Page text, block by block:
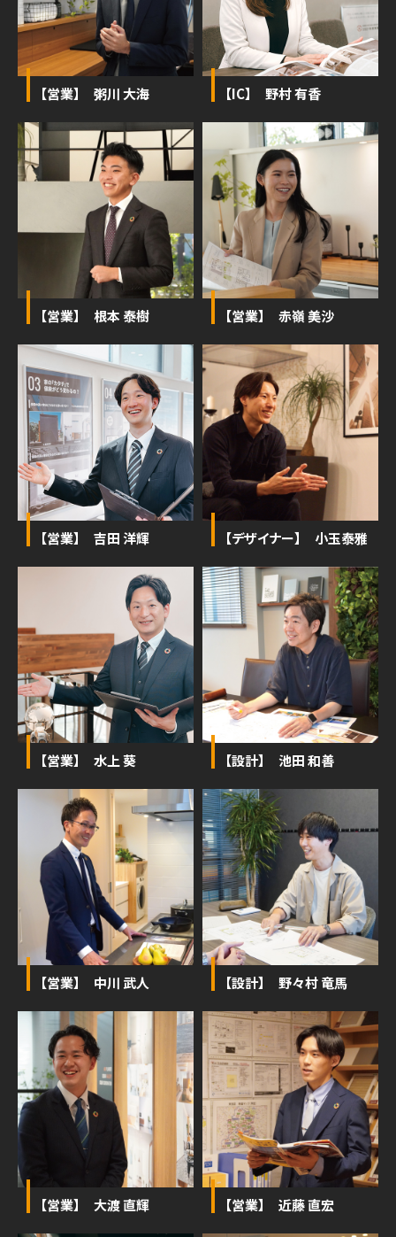
【営業】 粥川 大海 【IC】 野村 有香
【営業】 根本 泰樹 【営業】 赤嶺 美沙
【営業】 吉田 洋輝 【デザイナー】 小玉泰雅
【営業】 水上 葵 【設計】 池田 和善
【営業】 中川 武人 【設計】 野々村 竜馬
【営業】 大渡 直輝 【営業】 近藤 直宏